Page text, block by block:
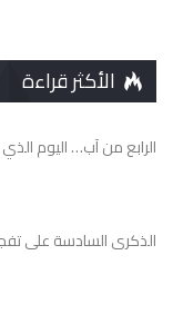
الأكثر قراءة
الرابع من آب… اليوم
الذكرى السادسة على